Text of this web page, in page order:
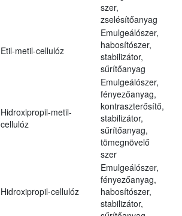
szer,
zselésítőanyag
Etil-metil-cellulóz
Emulgeálószer,
habosítószer,
stabilizátor,
sűrítőanyag
Hidroxipropil-metil-
cellulóz
Emulgeálószer,
fényezőanyag,
kontraszterősítő,
stabilizátor,
sűrítőanyag,
tömegnövelő
szer
Hidroxipropil-cellulóz
Emulgeálószer,
fényezőanyag,
habosítószer,
stabilizátor,